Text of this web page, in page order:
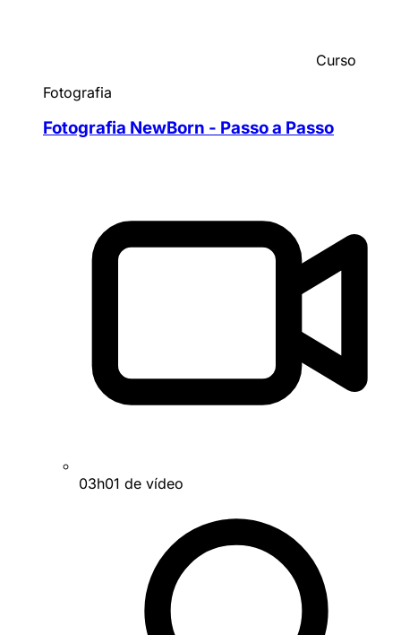
Curso
Fotografia
Fotografia NewBorn - Passo a Passo
03h01 de vídeo